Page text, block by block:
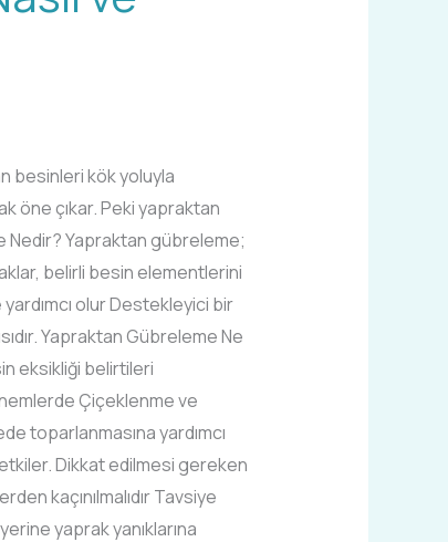
besinleri kök yoluyla
öne çıkar. Peki yapraktan
Nedir? Yapraktan gübreleme;
belirli besin elementlerini
olur Destekleyici bir
Yapraktan Gübreleme Ne
eksikliği belirtileri
Çiçeklenme ve
toparlanmasına yardımcı
Dikkat edilmesi gereken
kaçınılmalıdır Tavsiye
yaprak yanıklarına